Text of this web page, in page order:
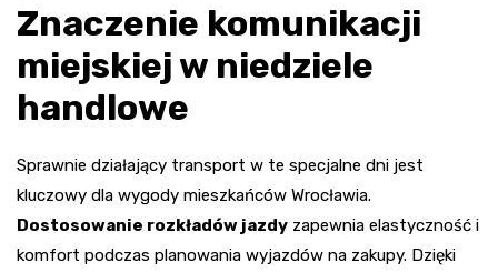
Znaczenie komunikacji
miejskiej w niedziele
handlowe
Sprawnie działający transport w te specjalne dni jest
kluczowy dla wygody mieszkańców Wrocławia.
Dostosowanie rozkładów jazdy zapewnia elastyczność i
komfort podczas planowania wyjazdów na zakupy. Dzięki